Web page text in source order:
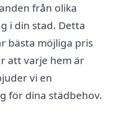
från olika
i din stad. Detta
bästa möjliga pris
att varje hem är
vi en
för dina städbehov.